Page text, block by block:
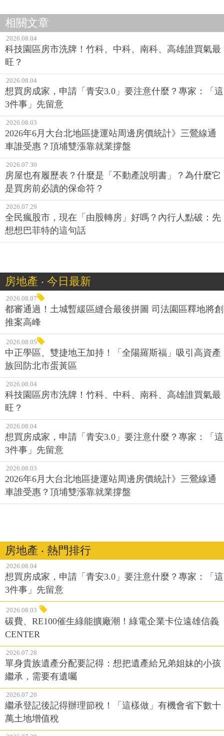
相關文章
2026.08.04
科技園區房市洗牌！竹科、中科、南科、高雄誰買氣最
旺？
2026.08.04
想買房成家，申請「青安3.0」要注意什麼？專家：「這
3件事」先留意
2026.08.03
2026年6月大台北地區捷運站周邊房價統計》三鶯線通
車誰受惠？頂埔雙漲靠就業撐盤
2026.07.30
房屋也有履歷表？什麼是「不動產說明書」？為什麼它
是買房前必讀的保命符？
2026.07.29
全民瘋股市，現在「由股轉房」好嗎？內行人點破：先
想想巴菲特的這句話
房地產 ‧ 今日最新
2026.08.07
都審通過！土城暫緩區縫合最後拼圖 司法園區釋地將創
推案高峰
2026.08.05
中正學區、雙捷地王加持！「全陽羅斯福」吸引高資產
族回防北市蛋黃區
2026.08.04
科技園區房市洗牌！竹科、中科、南科、高雄誰買氣最
旺？
2026.08.04
想買房成家，申請「青安3.0」要注意什麼？專家：「這
3件事」先留意
2026.08.03
2026年6月大台北地區捷運站周邊房價統計》三鶯線通
車誰受惠？頂埔雙漲靠就業撐盤
房地產 ‧ 熱門排行
2026.08.04
想買房成家，申請「青安3.0」要注意什麼？專家：「這
3件事」先留意
2026.08.03
碳費、RE100催生綠能擴廠潮！綠電企業卡位遠雄信義
CENTER
2026.07.28
單身貴族遺產分配要記得：想把遺產給兄弟姐妹的小孩
繼承，需要有遺囑
2026.07.20
繼承登記後記得辦理節稅！「這樣做」有機會省下數十
萬土地增值稅